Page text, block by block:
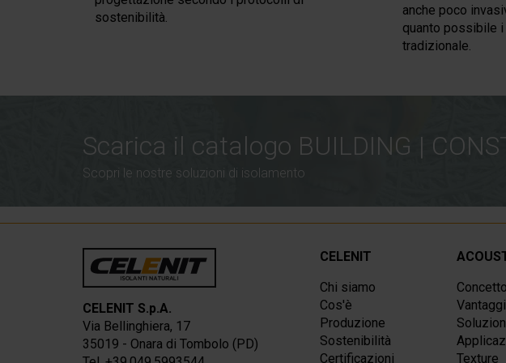
sostenibilità.
anche poco
quanto possibile
tradizionale.
Scarica il catalogo BUILDING |
Scopri le nostre soluzioni di isolamento
CELENIT
Chi siamo
Cos'è
Produzione
Sostenibilità
Certificazioni
Concetto
Vantaggi
Texture
CELENIT S.p.A.
Via Bellinghiera, 17
35019 - Onara di Tombolo (PD)